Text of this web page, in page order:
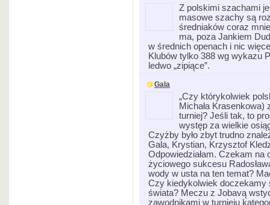
Z polskimi szachami
masowe szachy są
średniaków coraz
ma, poza Jankiem
w średnich openach i nic
Klubów tylko 388 wg wykazu
ledwo „zipiące”.
Gala
„Czy którykolwiek
Michała Krasenkowa)
turniej? Jeśli tak, to
występ za wielkie
Czyżby było zbyt trudno
Gala, Krystian, Krzysztof
Odpowiedziałam. Czekam na
życiowego sukcesu
wody w usta na ten temat?
Czy kiedykolwiek doczekamy
świata? Meczu z Jobavą
zawodnikami w turnieju